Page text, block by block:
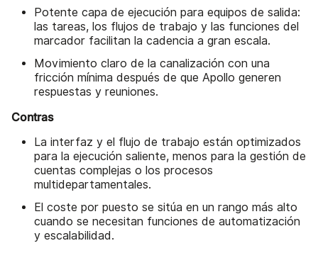
Potente capa de ejecución para equipos de salida:
las tareas, los flujos de trabajo y las funciones del
marcador facilitan la cadencia a gran escala.
Movimiento claro de la canalización con una
fricción mínima después de que Apollo generen
respuestas y reuniones.
Contras
La interfaz y el flujo de trabajo están optimizados
para la ejecución saliente, menos para la gestión de
cuentas complejas o los procesos
multidepartamentales.
El coste por puesto se sitúa en un rango más alto
cuando se necesitan funciones de automatización
y escalabilidad.